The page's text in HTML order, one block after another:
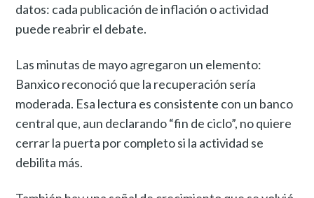
datos: cada publicación de inflación o actividad
puede reabrir el debate.
Las minutas de mayo agregaron un elemento:
Banxico reconoció que la recuperación sería
moderada. Esa lectura es consistente con un banco
central que, aun declarando “fin de ciclo”, no quiere
cerrar la puerta por completo si la actividad se
debilita más.